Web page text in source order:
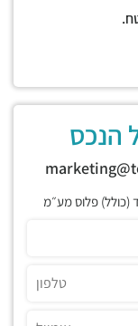
הנכס
(כולל) פלוס מע״מ